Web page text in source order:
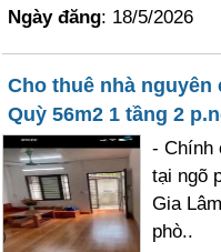
Ngày đăng: 18/5/2026
Cho thuê nhà nguyên
Quỳ 56m2 1 tầng 2
- Chính
tại ngõ
Gia
phò..